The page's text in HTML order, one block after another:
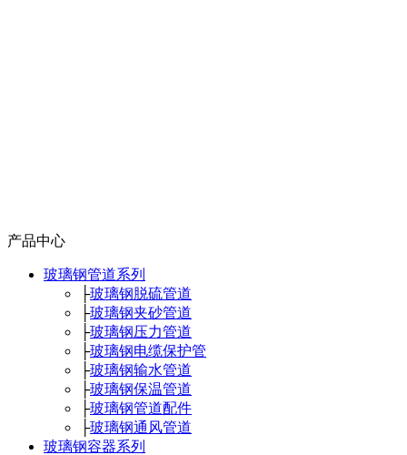
产品中心
玻璃钢管道系列
├玻璃钢脱硫管道
├玻璃钢夹砂管道
├玻璃钢压力管道
├玻璃钢电缆保护管
├玻璃钢输水管道
├玻璃钢保温管道
├玻璃钢管道配件
├玻璃钢通风管道
玻璃钢容器系列